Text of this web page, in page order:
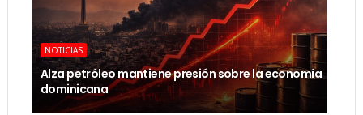
NOTICIAS
Alza petróleo mantiene presión sobre la economía
dominicana